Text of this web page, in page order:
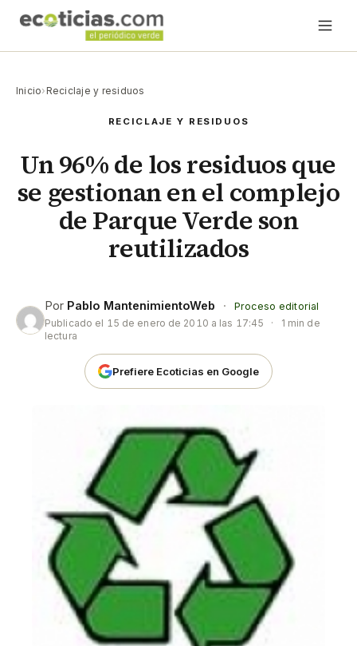
Inicio› Reciclaje y residuos
RECICLAJE Y RESIDUOS
Un 96% de los residuos que
se gestionan en el complejo
de Parque Verde son
reutilizados
Por Pablo MantenimientoWeb ·
Proceso editorial
Publicado el 15 de enero de 2010 a las 17:45 ·
1 min de
lectura
Prefiere Ecoticias en Google